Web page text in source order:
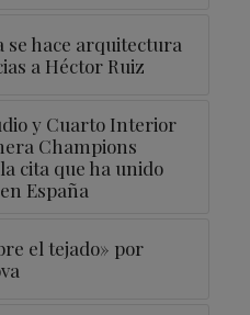
se hace arquitectura
a Héctor Ruiz
y Cuarto Interior
Champions
cita que ha unido
España
el tejado» por